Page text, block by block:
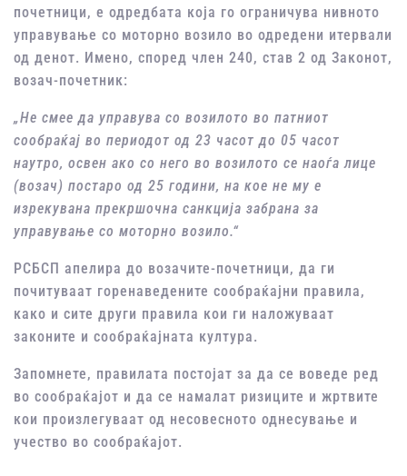
почетници, е одредбата која го ограничува нивното
управување со моторно возило во одредени итервали
од денот. Имено, според член 240, став 2 од Законот,
возач-почетник:
„Не смее да управува со возилото во патниот
сообраќај во периодот од 23 часот до 05 часот
наутро, освен ако со него во возилото се наоѓа лице
(возач) постаро од 25 години, на кое не му е
изрекувана прекршочна санкција забрана за
управување со моторно возило.“
РСБСП апелира до возачите-почетници, да ги
почитуваат горенаведените сообраќајни правила,
како и сите други правила кои ги наложуваат
законите и сообраќајната култура.
Запомнете, правилата постојат за да се воведе ред
во сообраќајот и да се намалат ризиците и жртвите
кои произлегуваат од несовесното однесување и
учество во сообраќајот.